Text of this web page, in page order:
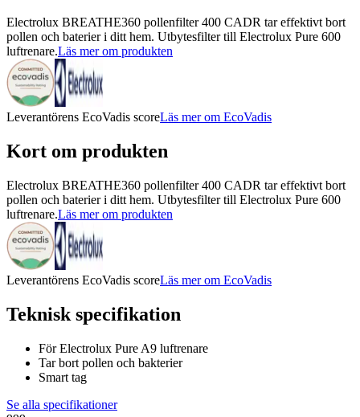
Electrolux BREATHE360 pollenfilter 400 CADR tar effektivt bort
pollen och baterier i ditt hem. Utbytesfilter till Electrolux Pure 600
luftrenare.Läs mer om produkten
Leverantörens EcoVadis scoreLäs mer om EcoVadis
Kort om produkten
Electrolux BREATHE360 pollenfilter 400 CADR tar effektivt bort
pollen och baterier i ditt hem. Utbytesfilter till Electrolux Pure 600
luftrenare.Läs mer om produkten
Leverantörens EcoVadis scoreLäs mer om EcoVadis
Teknisk specifikation
För Electrolux Pure A9 luftrenare
Tar bort pollen och bakterier
Smart tag
Se alla specifikationer